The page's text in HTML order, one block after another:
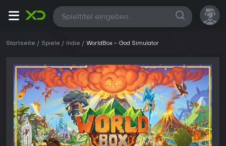
Alle
Startseite Spiele Indie WorldBox - God Simulator